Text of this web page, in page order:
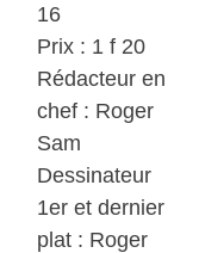
16
Prix : 1 f 20
Rédacteur en
chef : Roger
Sam
Dessinateur
1er et dernier
plat : Roger